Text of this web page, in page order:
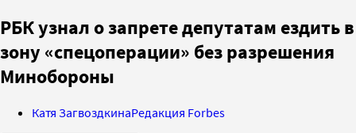
РБК узнал о запрете депутатам ездить в
зону «спецоперации» без разрешения
Минобороны
Катя ЗагвоздкинаРедакция Forbes